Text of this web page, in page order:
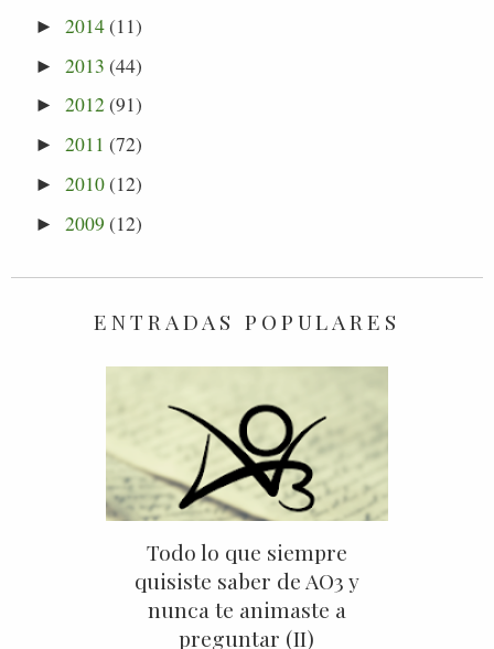
►2014(11)
►2013 (44)
►2012(91)
►2011 (72)
►2010(12)
►2009 (12)
ENTRADAS POPULARES
Todo lo que siempre
quisiste saber de AO3 y
nunca te animaste a
preguntar (II)